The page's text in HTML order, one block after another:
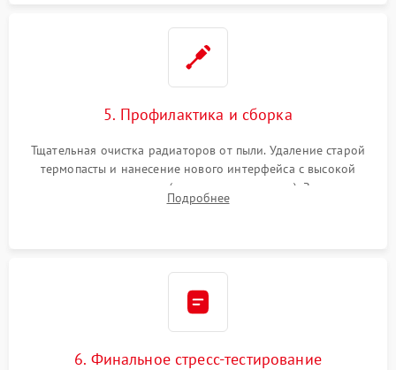
5. Профилактика и сборка
Тщательная очистка радиаторов от пыли. Удаление старой
термопасты и нанесение нового интерфейса с высокой
теплопроводностью (или жидкого металла). Замена
термопрокладок. Аккуратная сборка консоли и подключение
Подробнее
6. Финальное стресс-тестирование